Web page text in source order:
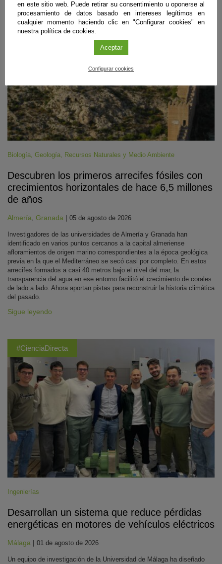
#CienciaDirecta
Biología, Geología, Recursos Naturales y Medio Ambiente
Descubren los primeros arrecifes fósiles con
crecimientos horizontales de hace 6,5 millones
de años
Almería, Granada | 05 de agosto de 2026
Investigadores de las universidades de Almería y Granada han
identificado en varios puntos cercanos a la capital almeriense
afloramientos de origen marino correspondientes a la época geológica
previa en la que el Mediterráneo se secó casi por completo. En estos
arrecifes formados a casi 40 metros bajo el nivel del mar, la
transparencia del agua en ese entorno facilitó el crecimiento de corales
de lado a lado. Ahora aportan pistas para reconstruir la historia climática
del pasado.
Sigue leyendo
#CienciaDirecta
Ingenierías
Desarrollan un sistema que reduce pérdidas
energéticas en motores de vehículos eléctricos
Málaga | 01 de agosto de 2026
Un equipo de investigación de la Universidad de Málaga ha diseñado
en este sitio web. Puede retirar su consentimiento u oponerse al
procesamiento de datos basado en intereses legítimos en
cualquier momento haciendo clic en "Configurar cookies" en
nuestra política de cookies.
Aceptar
Configurar cookies